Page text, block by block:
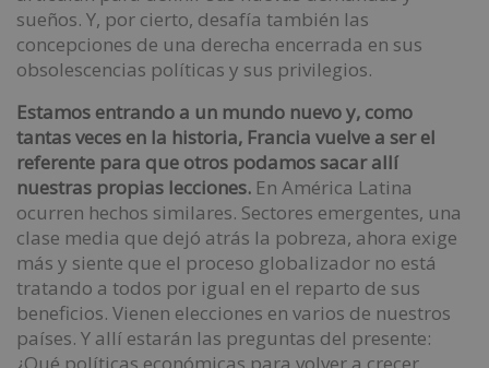
sueños. Y, por cierto, desafía también las
concepciones de una derecha encerrada en sus
obsolescencias políticas y sus privilegios.
Estamos entrando a un mundo nuevo y, como
tantas veces en la historia, Francia vuelve a ser el
referente para que otros podamos sacar allí
nuestras propias lecciones. En América Latina
ocurren hechos similares. Sectores emergentes, una
clase media que dejó atrás la pobreza, ahora exige
más y siente que el proceso globalizador no está
tratando a todos por igual en el reparto de sus
beneficios. Vienen elecciones en varios de nuestros
países. Y allí estarán las preguntas del presente: